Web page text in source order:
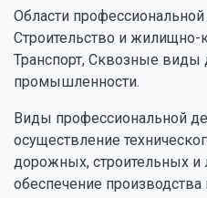
Области профессиональной
Строительство и жилищно-
Транспорт, Сквозные виды
промышленности.
Виды профессиональной
осуществление
дорожных, строительных
обеспечение